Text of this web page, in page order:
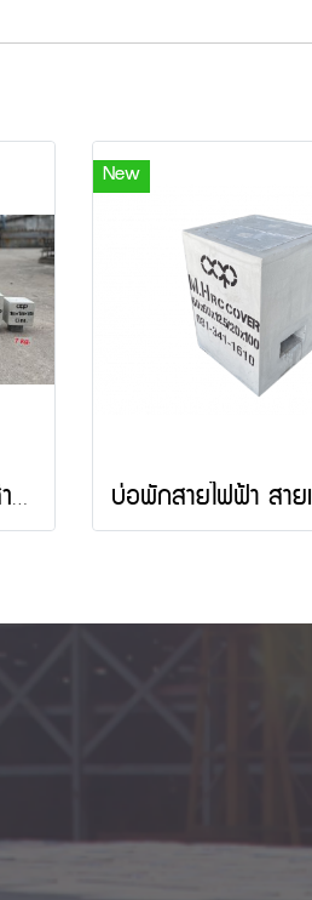
ลูกปูน คอนกรีต สำเร็จ สำหรับทำฐาน โซลาเซลล์
New